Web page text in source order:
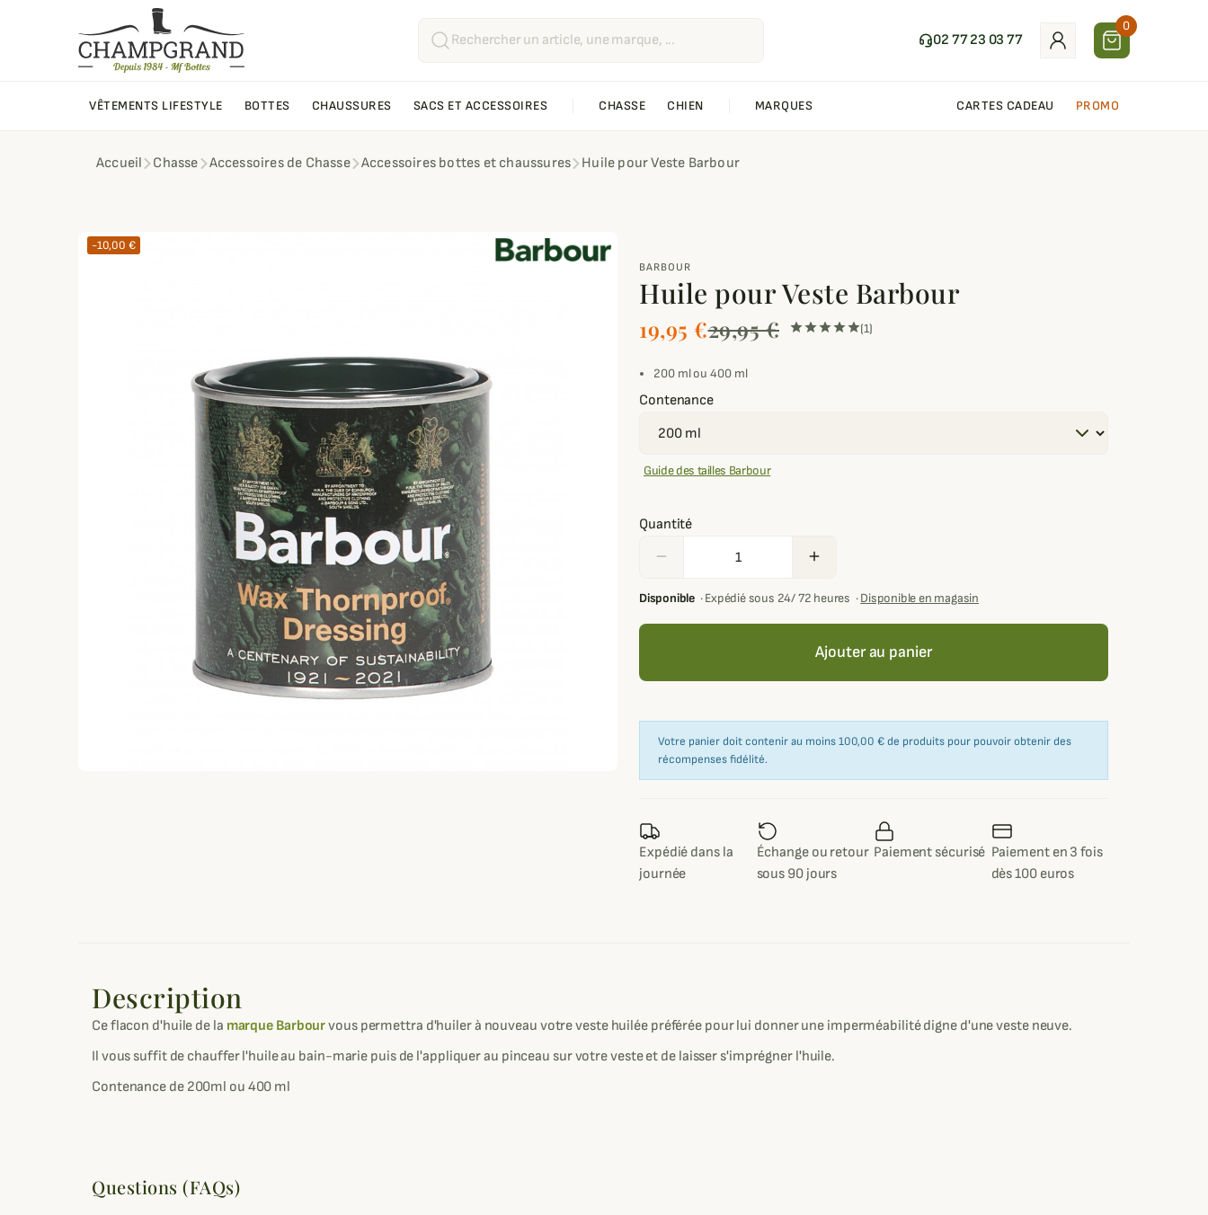
02 77 23 03 77
0
VÊTEMENTS LIFESTYLE BOTTES CHAUSSURES SACS ET ACCESSOIRES CHASSE CHIEN MARQUES CARTES CADEAU PROMO
Accueil Chasse Accessoires de Chasse Accessoires bottes et chaussures Huile pour Veste Barbour
-10,00 €
BARBOUR
Huile pour Veste Barbour
19,95 €29,95 € (1)
200 ml ou 400 ml
Contenance
Guide des tailles Barbour
Quantité
remove add
Disponible ·Expédié sous 24/ 72 heures ·Disponible en magasin
Ajouter au panier
Votre panier doit contenir au moins 100,00 € de produits pour pouvoir obtenir des
récompenses fidélité.
Expédié dans la
journée
Échange ou retour
sous 90 jours
Paiement sécurisé Paiement en 3 fois
dès 100 euros
Description
Ce flacon d'huile de la marque Barbourvous permettra d'huiler à nouveau votre veste huilée préférée pour lui donner une imperméabilité digne d'une veste neuve.
Il vous suffit de chauffer l'huile au bain-marie puis de l'appliquer au pinceau sur votre veste et de laisser s'imprégner l'huile.
Contenance de 200ml ou 400 ml
Questions (FAQs)